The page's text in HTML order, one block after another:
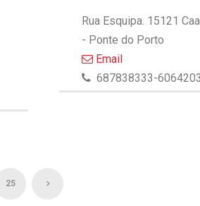
Rua Esquipa. 15121
- Ponte do Porto
Email
687838333-
25